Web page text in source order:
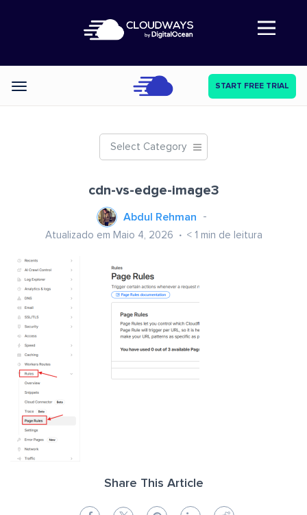
Abre a navegação
Categories START FREE TRIAL
Select Category
cdn-vs-edge-image3
Abdul Rehman
Atualizado em Maio 4, 2026 < 1 min de leitura
Share This Article